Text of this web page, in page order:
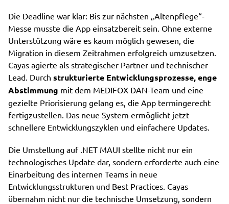
Die Deadline war klar: Bis zur nächsten „Altenpflege“-
Messe musste die App einsatzbereit sein. Ohne externe
Unterstützung wäre es kaum möglich gewesen, die
Migration in diesem Zeitrahmen erfolgreich umzusetzen.
Cayas agierte als strategischer Partner und technischer
Lead. Durch strukturierte Entwicklungsprozesse, enge
Abstimmung mit dem MEDIFOX DAN-Team und eine
gezielte Priorisierung gelang es, die App termingerecht
fertigzustellen. Das neue System ermöglicht jetzt
schnellere Entwicklungszyklen und einfachere Updates.
Die Umstellung auf .NET MAUI stellte nicht nur ein
technologisches Update dar, sondern erforderte auch eine
Einarbeitung des internen Teams in neue
Entwicklungsstrukturen und Best Practices. Cayas
übernahm nicht nur die technische Umsetzung, sondern